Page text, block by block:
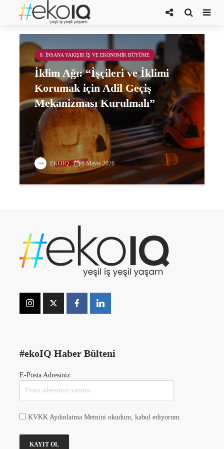
kamu kaynağı
8. İNSANA YAKIŞIR İŞ VE EKONOMIK BÜYÜME
İklim Ağı: “İşçileri ve İklimi
Korumak için Adil Geçiş
Mekanizması Kurulmalı”
EKOIQ 5 Mayıs 2026
#ekoIQ Haber Bülteni
E-Posta Adresiniz:
KVKK Aydınlatma Metnini okudum, kabul ediyorum.